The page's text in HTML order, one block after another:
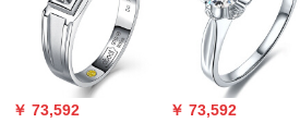
￥ 73,592
￥ 73,592